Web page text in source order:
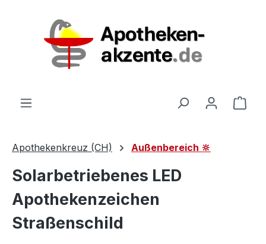
Apothekenkreuz (CH) Außenbereich 🔆
Solarbetriebenes LED
Apothekenzeichen
Straßenschild